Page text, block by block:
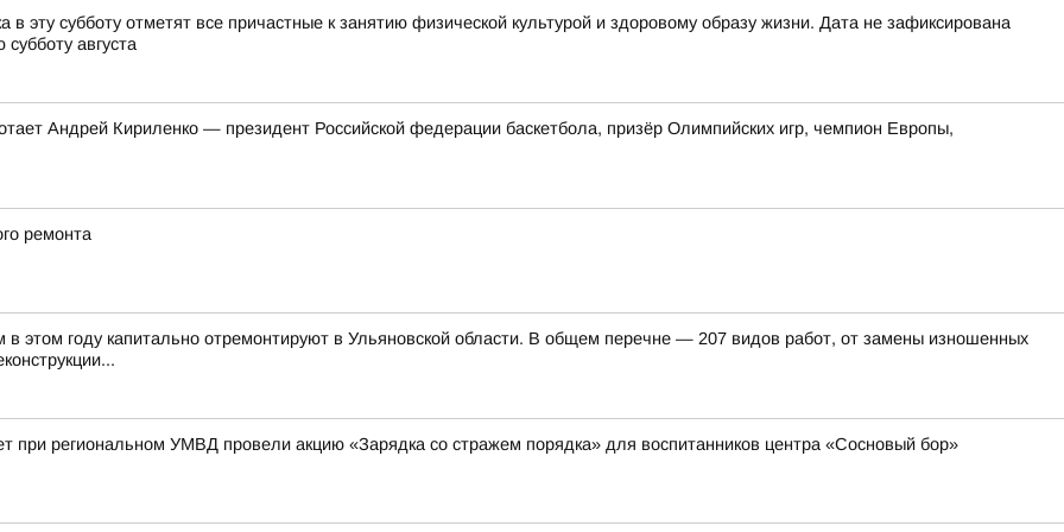
эту субботу отметят все причастные к занятию физической культурой и здоровому образу жизни. Дата не зафиксирована
августа
Андрей Кириленко — президент Российской федерации баскетбола, призёр Олимпийских игр, чемпион Европы,
ремонта
этом году капитально отремонтируют в Ульяновской области. В общем перечне — 207 видов работ, от замены изношенных
при региональном УМВД провели акцию «Зарядка со стражем порядка» для воспитанников центра «Сосновый бор»